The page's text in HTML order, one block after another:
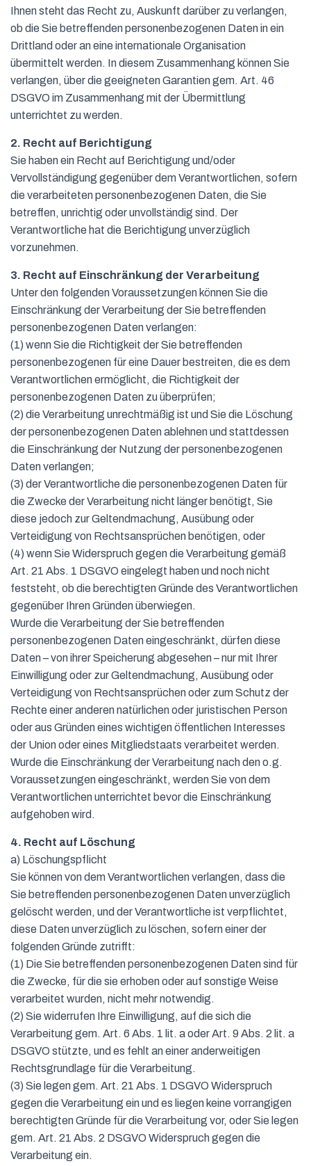
Ihnen steht das Recht zu, Auskunft darüber zu verlangen,
ob die Sie betreffenden personenbezogenen Daten in ein
Drittland oder an eine internationale Organisation
übermittelt werden. In diesem Zusammenhang können Sie
verlangen, über die geeigneten Garantien gem. Art. 46
DSGVO im Zusammenhang mit der Übermittlung
unterrichtet zu werden.
2. Recht auf Berichtigung
Sie haben ein Recht auf Berichtigung und/oder
Vervollständigung gegenüber dem Verantwortlichen, sofern
die verarbeiteten personenbezogenen Daten, die Sie
betreffen, unrichtig oder unvollständig sind. Der
Verantwortliche hat die Berichtigung unverzüglich
vorzunehmen.
3. Recht auf Einschränkung der Verarbeitung
Unter den folgenden Voraussetzungen können Sie die
Einschränkung der Verarbeitung der Sie betreffenden
personenbezogenen Daten verlangen:
(1) wenn Sie die Richtigkeit der Sie betreffenden
personenbezogenen für eine Dauer bestreiten, die es dem
Verantwortlichen ermöglicht, die Richtigkeit der
personenbezogenen Daten zu überprüfen;
(2) die Verarbeitung unrechtmäßig ist und Sie die Löschung
der personenbezogenen Daten ablehnen und stattdessen
die Einschränkung der Nutzung der personenbezogenen
Daten verlangen;
(3) der Verantwortliche die personenbezogenen Daten für
die Zwecke der Verarbeitung nicht länger benötigt, Sie
diese jedoch zur Geltendmachung, Ausübung oder
Verteidigung von Rechtsansprüchen benötigen, oder
(4) wenn Sie Widerspruch gegen die Verarbeitung gemäß
Art. 21 Abs. 1 DSGVO eingelegt haben und noch nicht
feststeht, ob die berechtigten Gründe des Verantwortlichen
gegenüber Ihren Gründen überwiegen.
Wurde die Verarbeitung der Sie betreffenden
personenbezogenen Daten eingeschränkt, dürfen diese
Daten – von ihrer Speicherung abgesehen – nur mit Ihrer
Einwilligung oder zur Geltendmachung, Ausübung oder
Verteidigung von Rechtsansprüchen oder zum Schutz der
Rechte einer anderen natürlichen oder juristischen Person
oder aus Gründen eines wichtigen öffentlichen Interesses
der Union oder eines Mitgliedstaats verarbeitet werden.
Wurde die Einschränkung der Verarbeitung nach den o.g.
Voraussetzungen eingeschränkt, werden Sie von dem
Verantwortlichen unterrichtet bevor die Einschränkung
aufgehoben wird.
4. Recht auf Löschung
a) Löschungspflicht
Sie können von dem Verantwortlichen verlangen, dass die
Sie betreffenden personenbezogenen Daten unverzüglich
gelöscht werden, und der Verantwortliche ist verpflichtet,
diese Daten unverzüglich zu löschen, sofern einer der
folgenden Gründe zutrifft:
(1) Die Sie betreffenden personenbezogenen Daten sind für
die Zwecke, für die sie erhoben oder auf sonstige Weise
verarbeitet wurden, nicht mehr notwendig.
(2) Sie widerrufen Ihre Einwilligung, auf die sich die
Verarbeitung gem. Art. 6 Abs. 1 lit. a oder Art. 9 Abs. 2 lit. a
DSGVO stützte, und es fehlt an einer anderweitigen
Rechtsgrundlage für die Verarbeitung.
(3) Sie legen gem. Art. 21 Abs. 1 DSGVO Widerspruch
gegen die Verarbeitung ein und es liegen keine vorrangigen
berechtigten Gründe für die Verarbeitung vor, oder Sie legen
gem. Art. 21 Abs. 2 DSGVO Widerspruch gegen die
Verarbeitung ein.